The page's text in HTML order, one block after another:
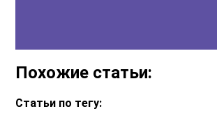
Похожие статьи:
Статьи по тегу: